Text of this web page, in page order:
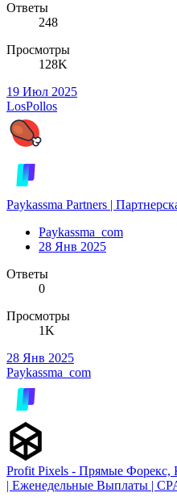
Ответы
248
Просмотры
128K
19 Июл 2025
LosPollos
Paykassma Partners |
Paykassma_com
28 Янв 2025
Ответы
0
Просмотры
1K
28 Янв 2025
Paykassma_com
Profit Pixels - Прямые
| Еженедельные Выплаты |